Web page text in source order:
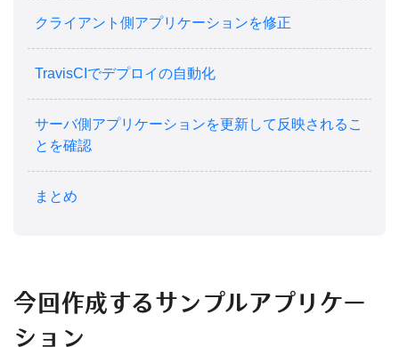
クライアント側アプリケーションを修正
TravisCIでデプロイの自動化
サーバ側アプリケーションを更新して反映されるこ
とを確認
まとめ
今回作成するサンプルアプリケー
ション